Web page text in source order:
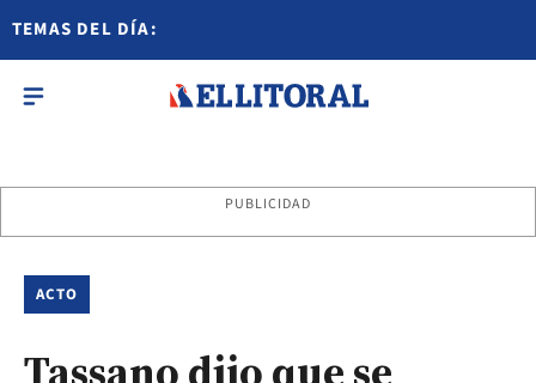
TEMAS DEL DÍA:
PUBLICIDAD
ACTO